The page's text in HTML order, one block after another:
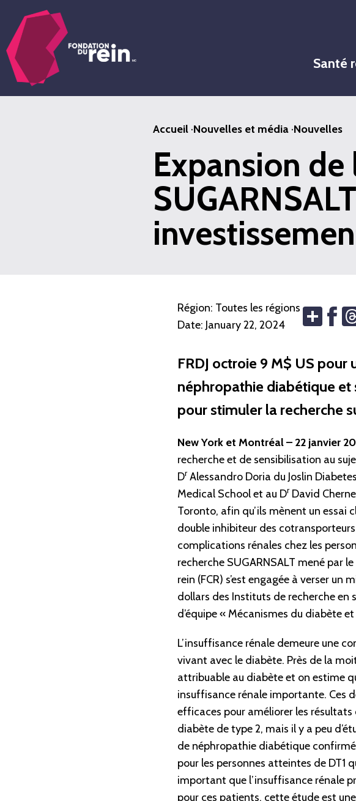
Passer
au
contenu
principal
Santé
Accueil·Nouvelles et média·Nouvelles
Expansion
Région: Toutes les régions
Date: January 22, 2024
Share
FRDJ octroie 9 M$ US pour
néphropathie diabétique et
pour stimuler la recherche
New York et Montréal – 22 janvier
recherche et de sensibilisation au
DrAlessandro Doria du Joslin
Medical School et au DrDavid
Toronto, afin qu’ils mènent un essai
double inhibiteur des
complications rénales chez les
recherche SUGARNSALT mené par le
rein (FCR) s’est engagée à verser
dollars des Instituts de recherche en
d’équipe « Mécanismes du diabète
L’insuffisance rénale demeure une
vivant avec le diabète. Près de la
attribuable au diabète et on estime
insuffisance rénale importante. Ces
efficaces pour améliorer les
diabète de type 2, mais il y a peu
de néphropathie diabétique
pour les personnes atteintes de DT1
important que l’insuffisance rénale
pour ces patients, cette étude est